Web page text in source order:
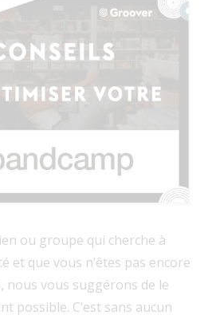
ou groupe qui cherche à
et que vous n’êtes pas encore
, nous vous suggérons de le
possible. C’est sans aucun